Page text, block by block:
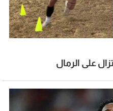
على الرمال